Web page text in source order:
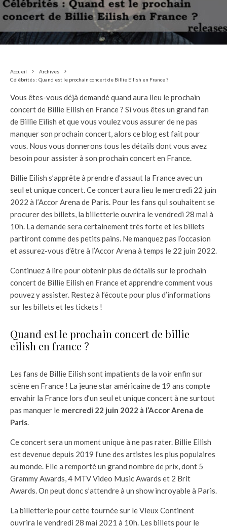
Accueil
Archives
Célébrités : Quand est le prochain concert de Billie Eilish en France ?
Vous êtes-vous déjà demandé quand aura lieu le prochain
concert de Billie Eilish en France ? Si vous êtes un grand fan
de Billie Eilish et que vous voulez vous assurer de ne pas
manquer son prochain concert, alors ce blog est fait pour
vous. Nous vous donnerons tous les détails dont vous avez
besoin pour assister à son prochain concert en France.
Billie Eilish s’apprête à prendre d’assaut la France avec un
seul et unique concert. Ce concert aura lieu le mercredi 22 juin
2022 à l’Accor Arena de Paris. Pour les fans qui souhaitent se
procurer des billets, la billetterie ouvrira le vendredi 28 mai à
10h. La demande sera certainement très forte et les billets
partiront comme des petits pains. Ne manquez pas l’occasion
et assurez-vous d’être à l’Accor Arena à temps le 22 juin 2022.
Continuez à lire pour obtenir plus de détails sur le prochain
concert de Billie Eilish en France et apprendre comment vous
pouvez y assister. Restez à l’écoute pour plus d’informations
sur les billets et les tickets !
Quand est le prochain concert de billie
eilish en france ?
Les fans de Billie Eilish sont impatients de la voir enfin sur
scène en France ! La jeune star américaine de 19 ans compte
envahir la France lors d’un seul et unique concert à ne surtout
pas manquer le mercredi 22 juin 2022 à l’Accor Arena de
Paris.
Ce concert sera un moment unique à ne pas rater. Billie Eilish
est devenue depuis 2019 l’une des artistes les plus populaires
au monde. Elle a remporté un grand nombre de prix, dont 5
Grammy Awards, 4 MTV Video Music Awards et 2 Brit
Awards. On peut donc s’attendre à un show incroyable à Paris.
La billetterie pour cette tournée sur le Vieux Continent
ouvrira le vendredi 28 mai 2021 à 10h. Les billets pour le